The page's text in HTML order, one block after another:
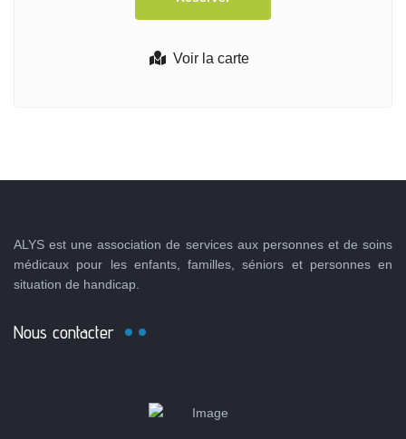
Voir la carte
ALYS est une association de services aux personnes et de soins
médicaux pour les enfants, familles, séniors et personnes en
situation de handicap.
Nous contacter